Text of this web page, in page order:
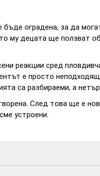
оградена, за да
му децата ще ползват
реакции сред
е просто
са разбираеми, а
След това ще е
устроени.